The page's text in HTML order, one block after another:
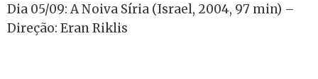
Dia 05/09: A Noiva Síria (Israel, 2004, 97 min) –
Direção: Eran Riklis